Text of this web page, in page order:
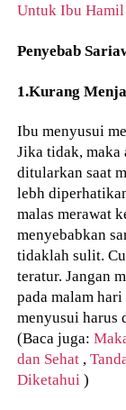
Untuk Ibu Hamil
Penyebab
1.Kurang
Ibu menyusui
Jika tidak, maka
ditularkan saat
lebh
malas merawat
menyebabkan
tidaklah sulit.
teratur. Jangan
pada malam
menyusui harus
(Baca juga:
dan Sehat ,
Diketahui)